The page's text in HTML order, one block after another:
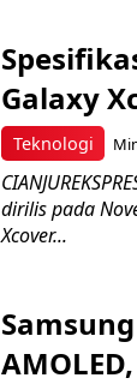
Teknologi
Galaxy
dirilis pada
Xcover...